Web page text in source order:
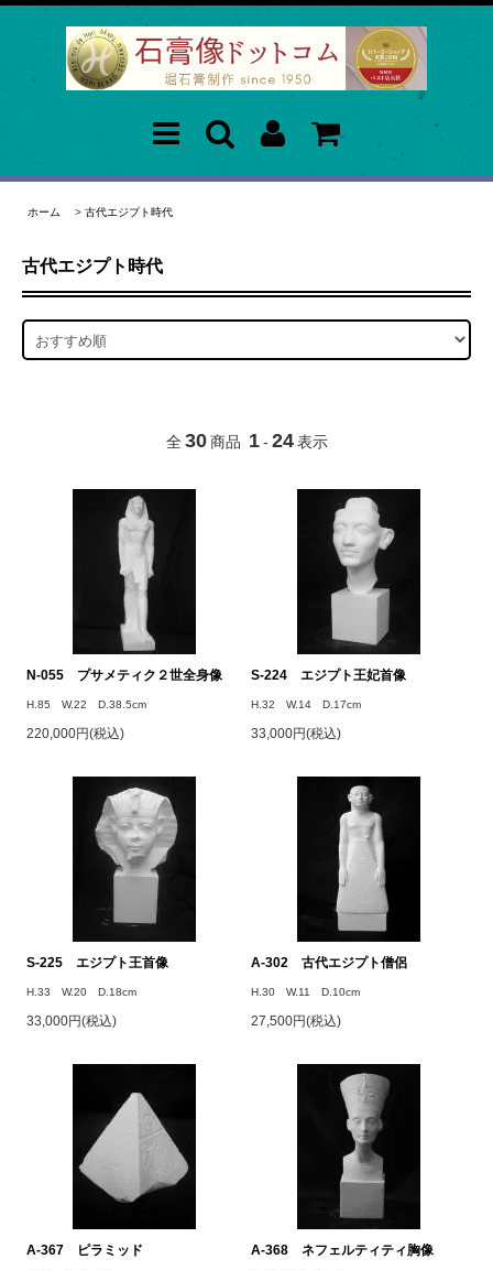
ホーム > 古代エジプト時代
古代エジプト時代
全 30 商品 1 - 24 表示
N-055 プサメティク２世全身像
H.85 W.22 D.38.5cm
220,000円(税込)
S-224 エジプト王妃首像
H.32 W.14 D.17cm
33,000円(税込)
S-225 エジプト王首像
H.33 W.20 D.18cm
33,000円(税込)
A-302 古代エジプト僧侶
H.30 W.11 D.10cm
27,500円(税込)
A-367 ピラミッド A-368 ネフェルティティ胸像